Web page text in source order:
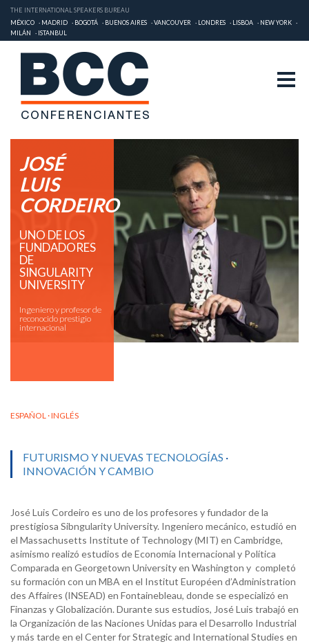
THE INTERNATIONAL SPEAKERS BUREAU
MÉXICO
MADRID BOGOTÁ BUENOS AIRES VANCOUVER LONDRES LISBOA
NEW YORK
MILÁN
ISTANBUL
JOSÉ
LUIS
CORDEIRO
UNO DE LOS
FUNDADORES
DE
SINGULARITY
UNIVERSITY
Ingeniero y profesor de
reconocido prestigio
internacional
ESPAÑOL · INGLÉS
FUTURISMO Y NUEVAS TECNOLOGÍAS ·
INNOVACIÓN Y CAMBIO
José Luis Cordeiro es uno de los profesores y fundador de la
prestigiosa Sibngularity University. Ingeniero mecánico, estudió en
el Massachusetts Institute of Technology (MIT) en Cambridge,
asimismo realizó estudios de Economía Internacional y Política
Comparada en Georgetown University en Washington y completó
su formación con un MBA en el Institut Européen d’Administration
des Affaires (INSEAD) en Fontainebleau, donde se especializó en
Finanzas y Globalización. Durante sus estudios, José Luis trabajó en
la Organización de las Naciones Unidas para el Desarrollo Industrial
y más tarde en el Center for Strategic and International Studies en